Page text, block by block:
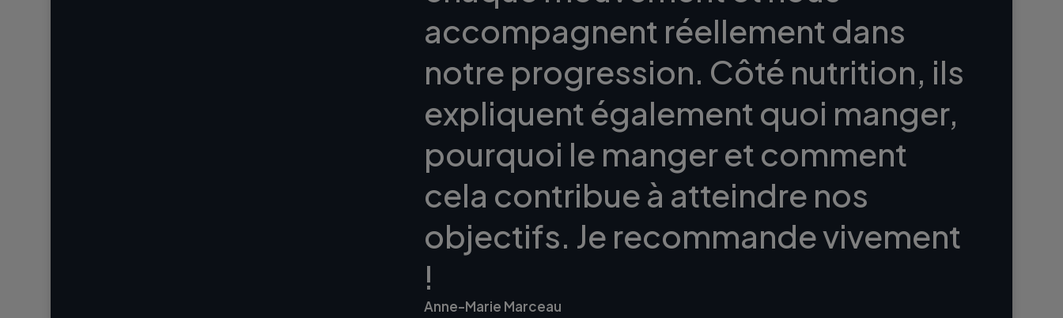
accompagnent réellement dans
notre progression. Côté nutrition, ils
expliquent également quoi manger,
pourquoi le manger et comment
cela contribue à atteindre nos
objectifs. Je recommande vivement
!
Anne-Marie Marceau